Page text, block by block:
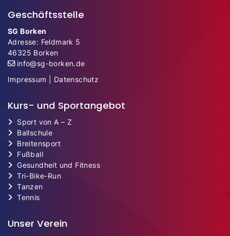
Geschäftsstelle
SG Borken
Adresse: Feldmark 5
46325 Borken
info@sg-borken.de
Impressum
Datenschutz
Kurs- und Sportangebot
Sport von A – Z
Ballschule
Breitensport
Fußball
Gesundheit und Fitness
Tri-Bike-Run
Tanzen
Tennis
Unser Verein